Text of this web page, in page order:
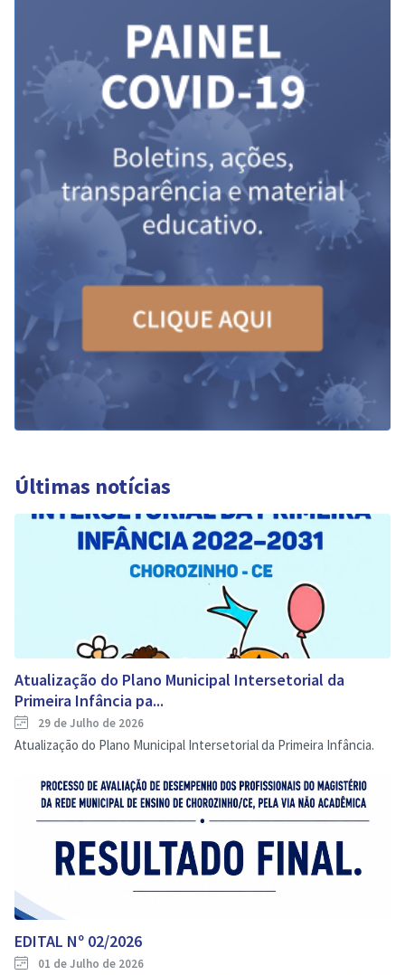
Últimas notícias
Atualização do Plano Municipal Intersetorial da
Primeira Infância pa...
29 de Julho de 2026
Atualização do Plano Municipal Intersetorial da Primeira Infância.
EDITAL Nº 02/2026
01 de Julho de 2026